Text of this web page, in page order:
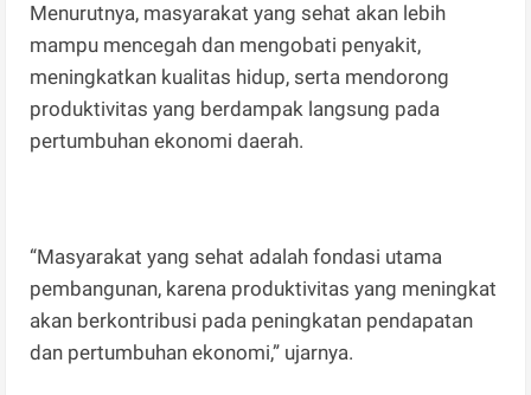
Menurutnya, masyarakat yang sehat akan lebih
mampu mencegah dan mengobati penyakit,
meningkatkan kualitas hidup, serta mendorong
produktivitas yang berdampak langsung pada
pertumbuhan ekonomi daerah.
“Masyarakat yang sehat adalah fondasi utama
pembangunan, karena produktivitas yang meningkat
akan berkontribusi pada peningkatan pendapatan
dan pertumbuhan ekonomi,” ujarnya.